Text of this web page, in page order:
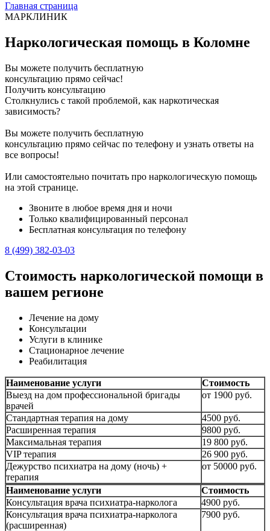
Главная страница
МАРКЛИНИК
Наркологическая помощь в Коломне
Вы можете получить бесплатную
консультацию прямо сейчас!
Получить консультацию
Столкнулись с такой проблемой, как наркотическая
зависимость?
Вы можете получить бесплатную
консультацию прямо сейчас по телефону и узнать ответы на
все вопросы!
Или самостоятельно почитать про наркологическую помощь
на этой странице.
Звоните в любое время дня и ночи
Только квалифицированный персонал
Бесплатная консультация по телефону
8 (499) 382-03-03
Стоимость наркологической помощи в
вашем регионе
Лечение на дому
Консультации
Услуги в клинике
Стационарное лечение
Реабилитация
Наименование услуги
Стоимость
Выезд на дом профессиональной бригады
врачей
от 1900 руб.
Стандартная терапия на дому
4500 руб.
Расширенная терапия
9800 руб.
Максимальная терапия
19 800 руб.
VIP терапия
26 900 руб.
Дежурство психиатра на дому (ночь) +
терапия
от 50000 руб.
Наименование услуги
Стоимость
Консультация врача психиатра-нарколога
4900 руб.
Консультация врача психиатра-нарколога
(расширенная)
7900 руб.